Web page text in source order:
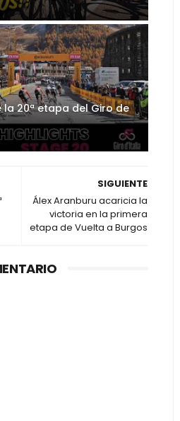
20ª etapa del Giro de
SIGUIENTE
Álex Aranburu acaricia la
victoria en la primera
etapa de Vuelta a Burgos